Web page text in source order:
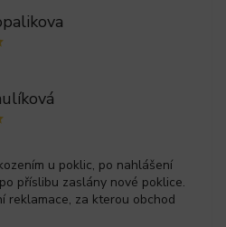
u poklic, po nahlášení
příslibu zaslány nové poklice.
reklamace, za kterou obchod